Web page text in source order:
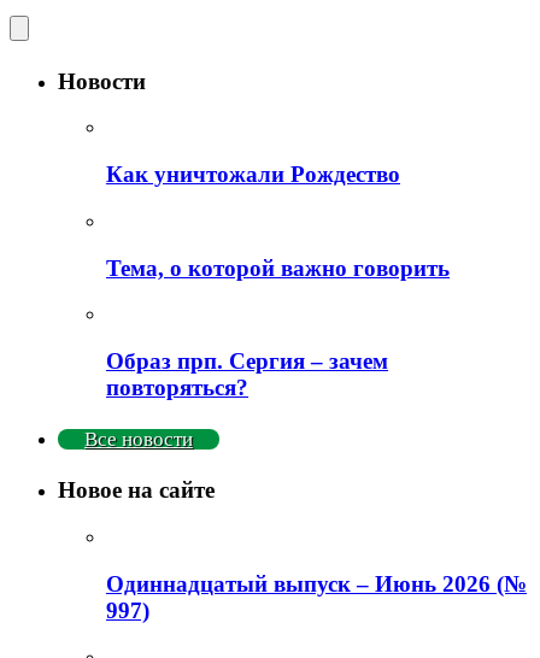
Новости
Как уничтожали Рождество
Тема, о которой важно говорить
Образ прп. Сергия – зачем
повторяться?
Все новости
Новое на сайте
Одиннадцатый выпуск – Июнь 2026 (№
997)